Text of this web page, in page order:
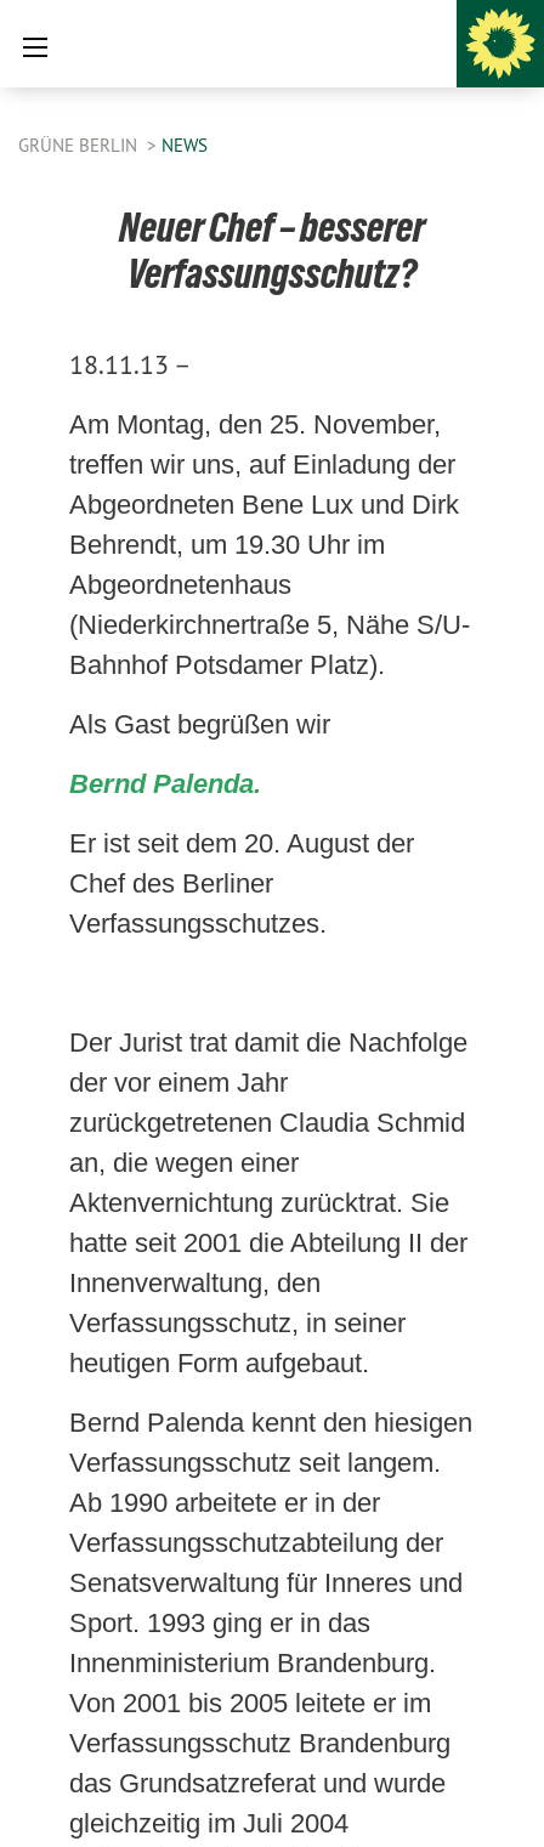
GRÜNE BERLIN NEWS
Neuer Chef – besserer
Verfassungsschutz?
18.11.13 –
Am Montag, den 25. November,
treffen wir uns, auf Einladung der
Abgeordneten Bene Lux und Dirk
Behrendt, um 19.30 Uhr im
Abgeordnetenhaus
(Niederkirchnertraße 5, Nähe S/U-
Bahnhof Potsdamer Platz).
Als Gast begrüßen wir
Bernd Palenda.
Er ist seit dem 20. August der
Chef des Berliner
Verfassungsschutzes.
Der Jurist trat damit die Nachfolge
der vor einem Jahr
zurückgetretenen Claudia Schmid
an, die wegen einer
Aktenvernichtung zurücktrat. Sie
hatte seit 2001 die Abteilung II der
Innenverwaltung, den
Verfassungsschutz, in seiner
heutigen Form aufgebaut.
Bernd Palenda kennt den hiesigen
Verfassungsschutz seit langem.
Ab 1990 arbeitete er in der
Verfassungsschutzabteilung der
Senatsverwaltung für Inneres und
Sport. 1993 ging er in das
Innenministerium Brandenburg.
Von 2001 bis 2005 leitete er im
Verfassungsschutz Brandenburg
das Grundsatzreferat und wurde
gleichzeitig im Juli 2004